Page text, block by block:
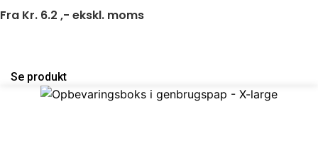
Fra Kr. 6.2 ,- ekskl. moms
Se produkt